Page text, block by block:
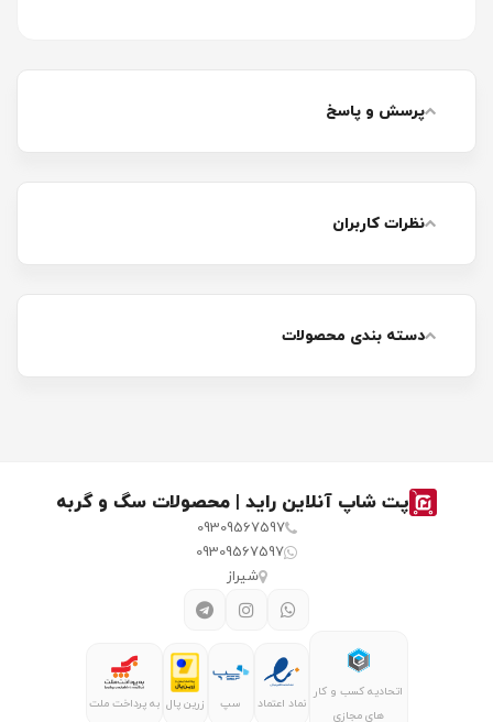
پرسش و پاسخ
نظرات کاربران
دسته بندی محصولات
پت شاپ آنلاین راید | محصولات سگ و گربه
09309567597
09309567597
شیراز
اتحادیه کسب و کار
های مجازی
نماد اعتماد سپ زرین پال به پرداخت ملت